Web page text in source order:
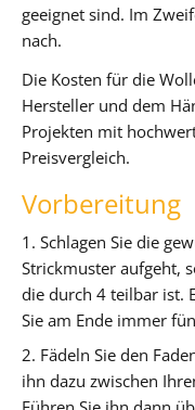
geeignet sind. Im
nach.
Die Kosten für die
Hersteller und dem
Projekten mit
Preisvergleich.
Vorbereitung
1. Schlagen Sie die
Strickmuster aufgeht,
die durch 4 teilbar ist.
Sie am Ende immer
2. Fädeln Sie den
ihn dazu zwischen